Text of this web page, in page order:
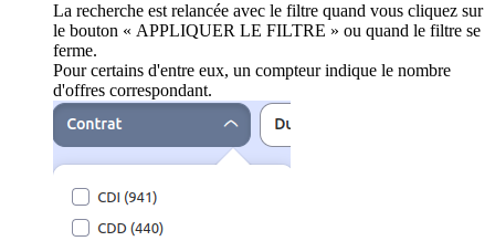
La recherche est relancée avec le filtre quand vous cliquez sur
le bouton « APPLIQUER LE FILTRE » ou quand le filtre se
ferme.
Pour certains d'entre eux, un compteur indique le nombre
d'offres correspondant.